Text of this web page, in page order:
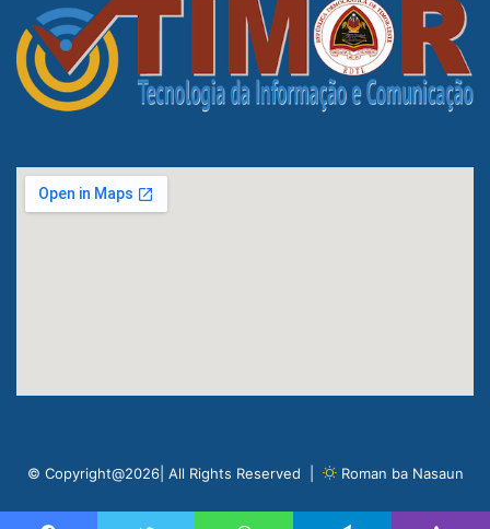
© Copyright@2026| All Rights Reserved | Roman ba Nasaun